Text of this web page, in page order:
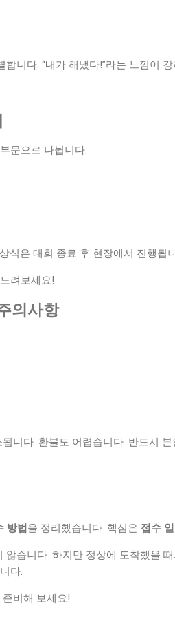
니다. “내가 해냈다!”라는 느낌이
문으로 나뉩니다.
식은 대회 종료 후 현장에서 진행됩
려보세요!
의사항
니다. 환불도 어렵습니다. 반드시
방법 을 정리했습니다. 핵심은 접수
않습니다. 하지만 정상에 도착했을
다.
비해 보세요!